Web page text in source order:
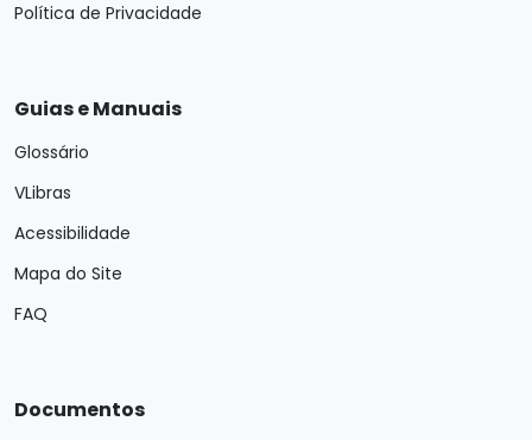
Política de Privacidade
Guias e Manuais
Glossário
VLibras
Acessibilidade
Mapa do Site
FAQ
Documentos